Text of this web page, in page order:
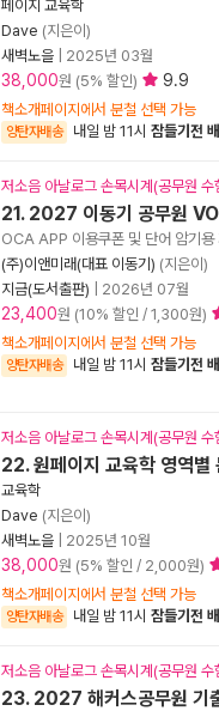
페이지 교육학
Dave (지은이)
새벽노을
2025년 03월
38,000원 (5% 할인) 9.9
책소개페이지에서 분철 선택 가능
양탄자배송 내일 밤 11시 잠들기전
저소음 아날로그 손목시계(공무원
21. 2027 이동기 공무원
OCA APP 이용쿠폰 및 단어 암기용
(주)이앤미래(대표 이동기) (지은이)
지금(도서출판)
2026년 07월
23,400원 (10% 할인 / 1,300원)
책소개페이지에서 분철 선택 가능
양탄자배송 내일 밤 11시 잠들기전
저소음 아날로그 손목시계(공무원
22. 원페이지 교육학 영역별
교육학
Dave (지은이)
새벽노을
2025년 10월
38,000원 (5% 할인 / 2,000원)
책소개페이지에서 분철 선택 가능
양탄자배송 내일 밤 11시 잠들기전
저소음 아날로그 손목시계(공무원
23. 2027 해커스공무원